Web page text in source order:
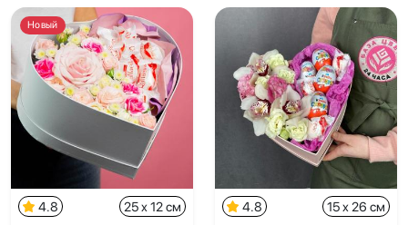
Новый
4.8 25 x 12 см 4.8 15 x 26 см